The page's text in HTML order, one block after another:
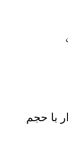
با حجم